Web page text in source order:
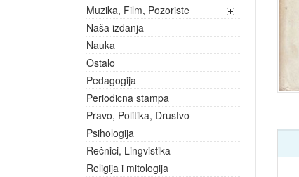
Muzika, Film, Pozoriste
Naša izdanja
Nauka
Ostalo
Pedagogija
Periodicna stampa
Pravo, Politika, Drustvo
Psihologija
Rečnici, Lingvistika
Religija i mitologija